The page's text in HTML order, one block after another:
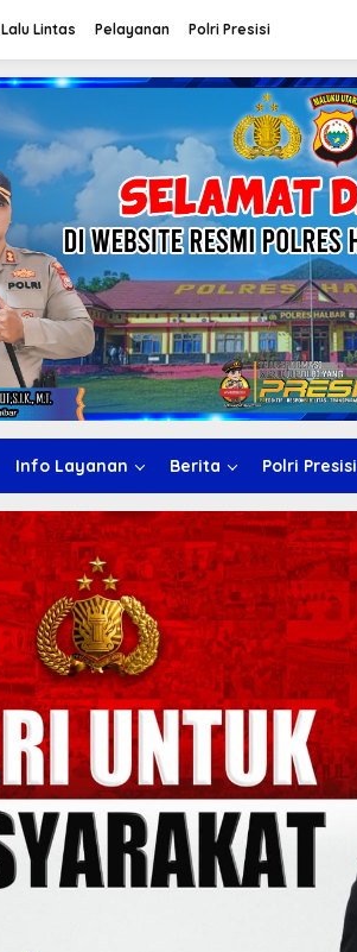
Lalu Lintas Pelayanan Polri Presisi
Info Layanan Berita Polri Presisi